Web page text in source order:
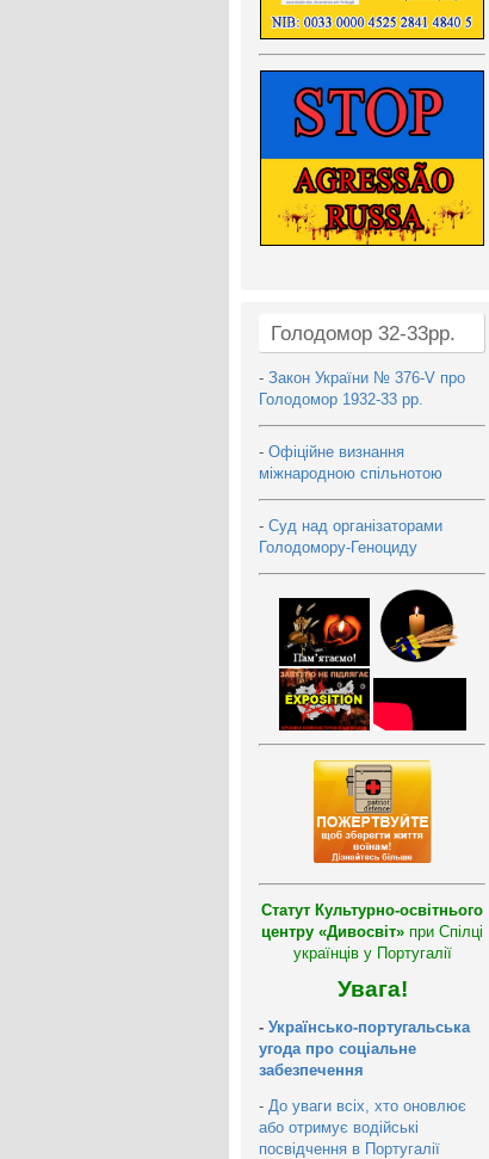
Голодомор 32-33рр.
- Закон України № 376-V про
Голодомор 1932-33 рр.
- Офіційне визнання
міжнародною спільнотою
- Суд над організаторами
Голодомору-Геноциду
Статут Культурно-освітнього
центру «Дивосвіт» при Спілці
українців у Португалії
Увага!
- Українсько-португальська
угода про соціальне
забезпечення
- До уваги всіх, хто оновлює
або отримує водійські
посвідчення в Португалії